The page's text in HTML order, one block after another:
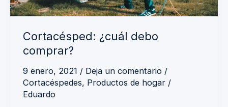
Cortacésped: ¿cuál debo
comprar?
9 enero, 2021 / Deja un comentario /
Cortacéspedes, Productos de hogar/
Eduardo